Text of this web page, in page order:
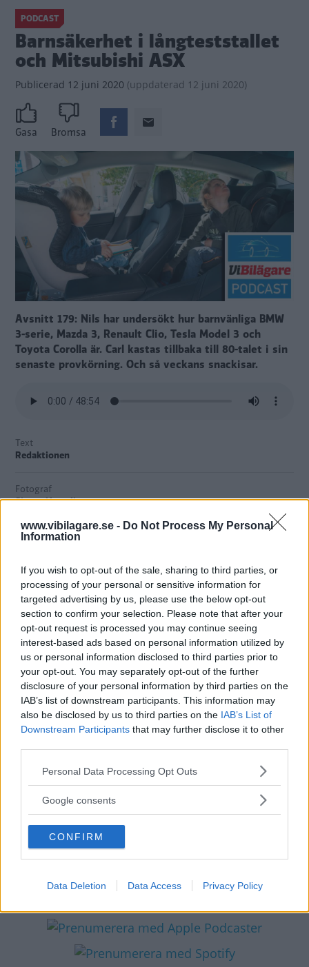
www.vibilagare.se - Do Not Process My Personal
Information
If you wish to opt-out of the sale, sharing to third parties, or
processing of your personal or sensitive information for
targeted advertising by us, please use the below opt-out
section to confirm your selection. Please note that after your
opt-out request is processed you may continue seeing
interest-based ads based on personal information utilized by
us or personal information disclosed to third parties prior to
your opt-out. You may separately opt-out of the further
disclosure of your personal information by third parties on the
IAB’s list of downstream participants. This information may
also be disclosed by us to third parties on the IAB’s List of
Downstream Participants that may further disclose it to other
Please note that this website/app uses one or more Google
not limited to your visit or usage behaviour. You may click to
use your data for below specified purposes in below Google
consent section.
Personal Data Processing Opt Outs
Google consents
CONFIRM
Data Deletion Data Access Privacy Policy
PODCAST
Barnsäkerhet i långteststallet
och Mitsubishi ASX
Publicerad 12 juni 2020 (uppdaterad 12 juni 2020)
Gasa Bromsa
Avsnitt 179: Nils har undersökt hur barnvänliga BMW
3-serie, Mazda 3, Renault Clio, Tesla Model 3 och
Toyota Corolla är. Carl kastas tillbaka till 80-talet i sin
senaste provkörning. Och så veckans snackisar.
Text
Redaktionen
Fotograf
Simon Hamelius
Tryck på playoch lyssna på Vi Bilägares
podcast. I det här avsnittet hör du
redaktionsmedlemmarna Maria Dahlin, Nils
Svärd och Carl Hempel.
Du kan lyssnai spelaren högst upp på sidan
genom att trycka på play-knappen. Du kan
prenumerera på Vi Bilägares podcast helt gratis
via iTunes eller valfri podapp! Vi finns också på
Trevlig lyssning önskar Vi Bilägares
redaktion!
Diskutera: Vad tyckte du om detta avsnitt?
Klicka här för att prenumerera på Vi
Bilägares podcast!